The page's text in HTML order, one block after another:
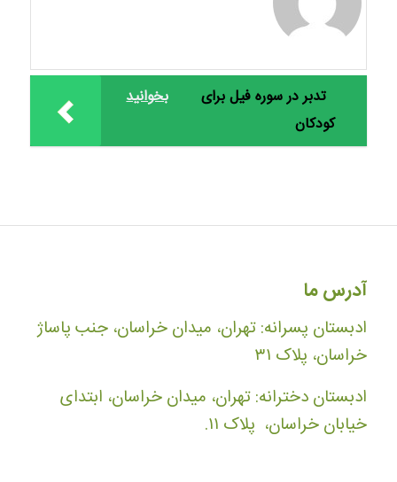
بخوانید
تدبر در سوره فیل برای
کودکان
آدرس ما
ادبستان پسرانه: تهران، میدان خراسان، جنب پاساژ
خراسان، پلاک ۳۱
ادبستان دخترانه: تهران، میدان خراسان، ابتدای
خیابان خراسان، پلاک ۱۱.